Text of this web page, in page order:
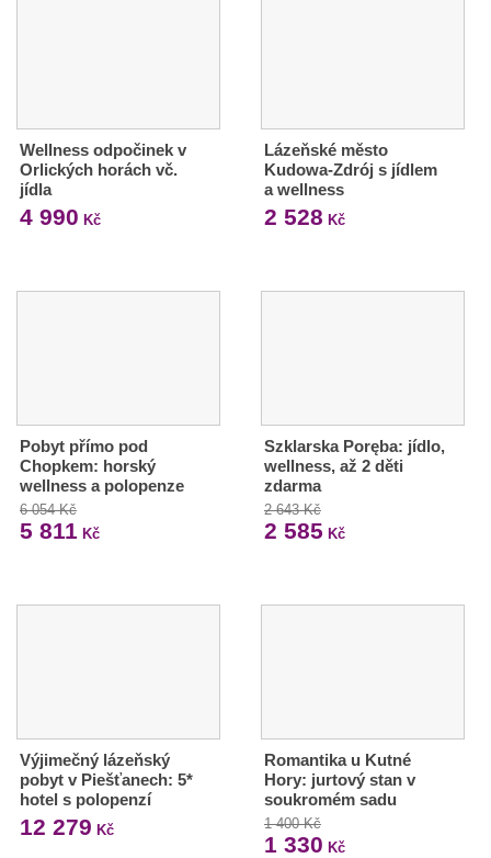
Wellness odpočinek v
Orlických horách vč.
jídla
4 990 Kč
Lázeňské město
Kudowa-Zdrój s jídlem
a wellness
2 528 Kč
Pobyt přímo pod
Chopkem: horský
wellness a polopenze
6 054 Kč
5 811 Kč
Szklarska Poręba: jídlo,
wellness, až 2 děti
zdarma
2 643 Kč
2 585 Kč
Výjimečný lázeňský
pobyt v Piešťanech: 5*
hotel s polopenzí
12 279 Kč
Romantika u Kutné
Hory: jurtový stan v
soukromém sadu
1 400 Kč
1 330 Kč